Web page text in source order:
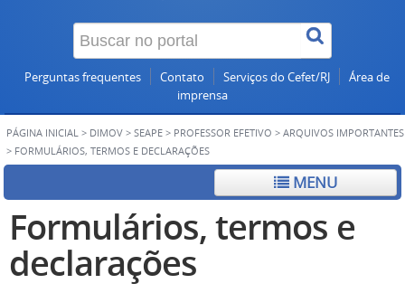
Perguntas frequentes Contato Serviços do Cefet/RJ
Área de
imprensa
PÁGINA INICIAL > DIMOV > SEAPE > PROFESSOR EFETIVO > ARQUIVOS IMPORTANTES
> FORMULÁRIOS, TERMOS E DECLARAÇÕES
MENU
Formulários, termos e
declarações